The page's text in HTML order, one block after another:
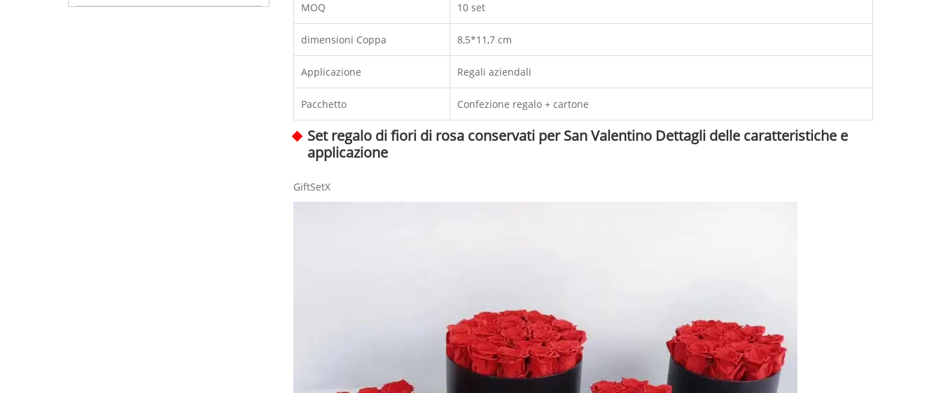
MOQ 10 set
dimensioni Coppa 8,5*11,7 cm
Applicazione Regali aziendali
Pacchetto Confezione regalo + cartone
Set regalo di fiori di rosa conservati per San Valentino Dettagli delle caratteristiche e
applicazione
GiftSetX